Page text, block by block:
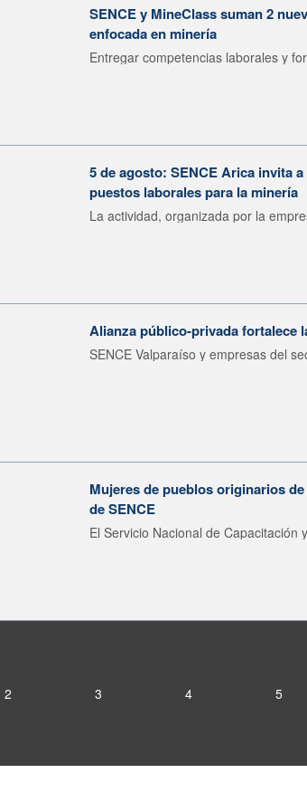
SENCE y MineClass suman 2
enfocada en minería
Entregar competencias laborales y
5 de agosto: SENCE Arica invita
puestos laborales para la minería
La actividad, organizada por la
Alianza público-privada fortalece
SENCE Valparaíso y empresas del
Mujeres de pueblos originarios
de SENCE
El Servicio Nacional de Capacitación
2 3 4 5